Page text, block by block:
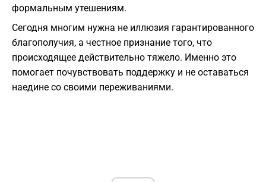
формальным утешениям.
Сегодня многим нужна не иллюзия гарантированного
благополучия, а честное признание того, что
происходящее действительно тяжело. Именно это
помогает почувствовать поддержку и не оставаться
наедине со своими переживаниями.